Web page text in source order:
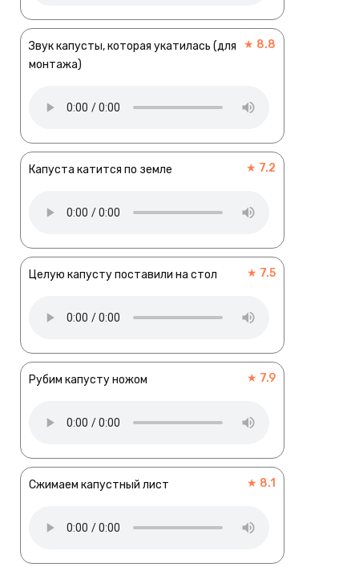
Звук капусты, которая укатилась (для
монтажа)
★ 8.8
Капуста катится по земле ★ 7.2
Целую капусту поставили на стол ★ 7.5
Рубим капусту ножом ★ 7.9
Сжимаем капустный лист ★ 8.1